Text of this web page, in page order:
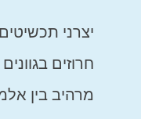
יצרני
חרוזים
מרהיב בין